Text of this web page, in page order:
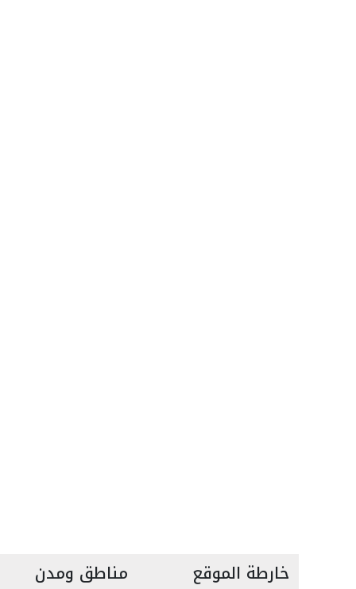
خارطة الموقع مناطق ومدن